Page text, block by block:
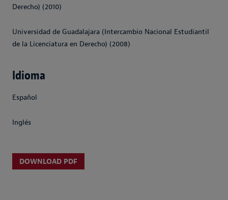
Derecho) (2010)
Universidad de Guadalajara (Intercambio Nacional Estudiantil
de la Licenciatura en Derecho) (2008)
Idioma
Español
Inglés
DOWNLOAD PDF